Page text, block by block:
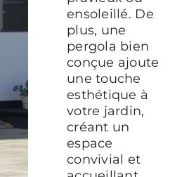
ensoleillé. De
plus, une
pergola bien
conçue ajoute
une touche
esthétique à
votre jardin,
créant un
espace
convivial et